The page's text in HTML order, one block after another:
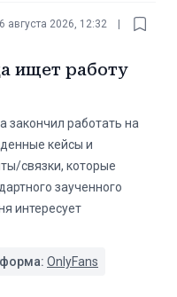
6 августа 2026, 12:32
ищет работу
закончил работать на
кейсы и
связки, которые
заученного
интересует
OnlyFans